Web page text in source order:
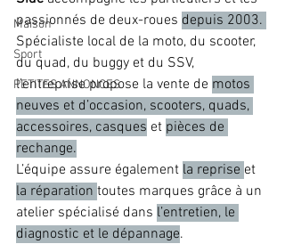
Maison
Sport
PETITES ANNONCES
passionnés de deux-roues depuis 2003.
Spécialiste local de la moto, du scooter,
du quad, du buggy et du SSV,
l’entreprise propose la vente de motos
neuves et d’occasion, scooters, quads,
accessoires, casques et pièces de
rechange.
L’équipe assure également la reprise et
la réparation toutes marques grâce à un
atelier spécialisé dans l’entretien, le
diagnostic et le dépannage.